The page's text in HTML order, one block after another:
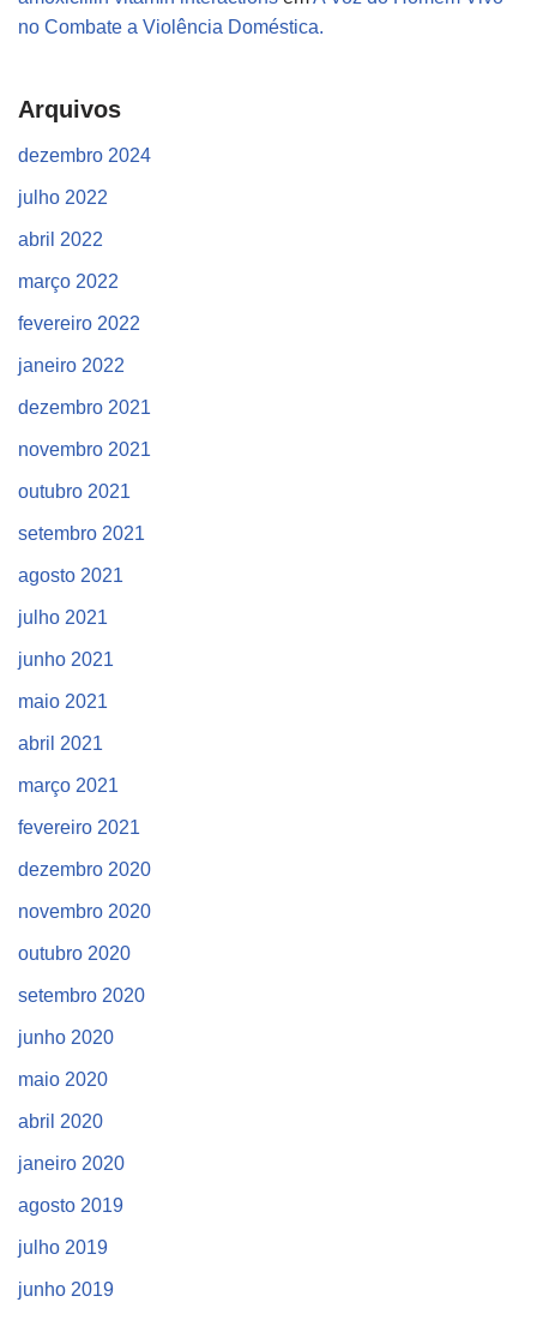
no Combate a Violência Doméstica.
Arquivos
dezembro 2024
julho 2022
abril 2022
março 2022
fevereiro 2022
janeiro 2022
dezembro 2021
novembro 2021
outubro 2021
setembro 2021
agosto 2021
julho 2021
junho 2021
maio 2021
abril 2021
março 2021
fevereiro 2021
dezembro 2020
novembro 2020
outubro 2020
setembro 2020
junho 2020
maio 2020
abril 2020
janeiro 2020
agosto 2019
julho 2019
junho 2019